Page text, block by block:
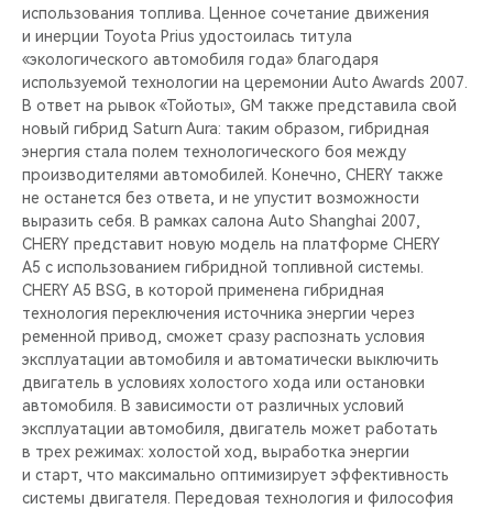
использования топлива. Ценное сочетание движения
и инерции Toyota Prius удостоилась титула
«экологического автомобиля года» благодаря
используемой технологии на церемонии Auto Awards 2007.
В ответ на рывок «Тойоты», GM также представила свой
новый гибрид Saturn Aura: таким образом, гибридная
энергия стала полем технологического боя между
производителями автомобилей. Конечно, CHERY также
не останется без ответа, и не упустит возможности
выразить себя. В рамках салона Auto Shanghai 2007,
CHERY представит новую модель на платформе CHERY
A5 с использованием гибридной топливной системы.
CHERY A5 BSG, в которой применена гибридная
технология переключения источника энергии через
ременной привод, cможет сразу распознать условия
эксплуатации автомобиля и автоматически выключить
двигатель в условиях холостого хода или остановки
автомобиля. В зависимости от различных условий
эксплуатации автомобиля, двигатель может работать
в трех режимах: холостой ход, выработка энергии
и старт, что максимально оптимизирует эффективность
системы двигателя. Передовая технология и философия